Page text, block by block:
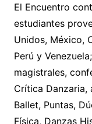
El Encuentro
estudiantes
Unidos, México,
Perú y
magistrales,
Crítica Danzaria,
Ballet, Puntas,
Física, Danzas